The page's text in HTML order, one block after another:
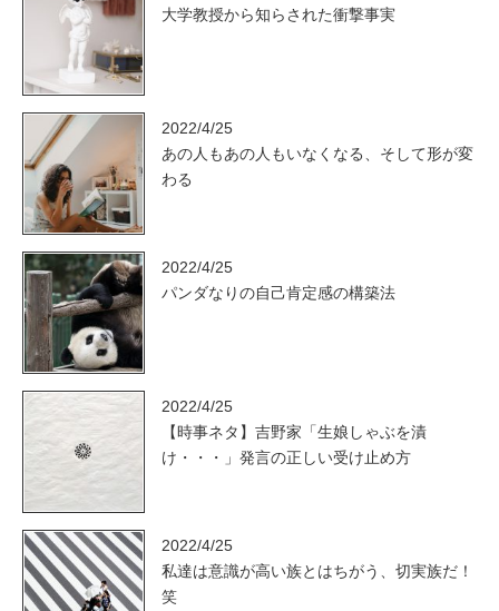
大学教授から知らされた衝撃事実
2022/4/25
あの人もあの人もいなくなる、そして形が変
わる
2022/4/25
パンダなりの自己肯定感の構築法
2022/4/25
【時事ネタ】吉野家「生娘しゃぶを漬
け・・・」発言の正しい受け止め方
2022/4/25
私達は意識が高い族とはちがう、切実族だ！
笑